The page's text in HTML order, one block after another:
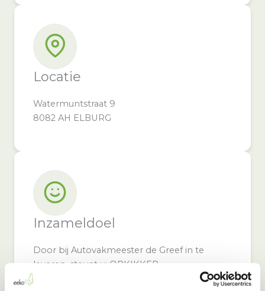
Locatie
Watermuntstraat 9
8082 AH ELBURG
Inzameldoel
Door bij Autovakmeester de Greef in te
leveren, steunt u: OPKIKKER